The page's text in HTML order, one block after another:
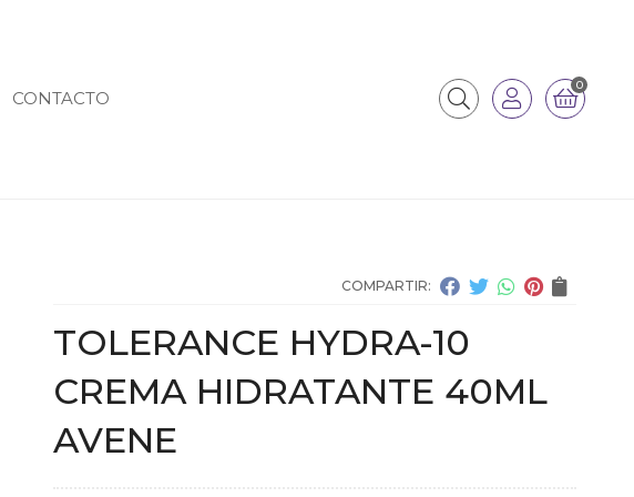
CONTACTO
0
COMPARTIR:
TOLERANCE HYDRA-10
CREMA HIDRATANTE 40ML
AVENE